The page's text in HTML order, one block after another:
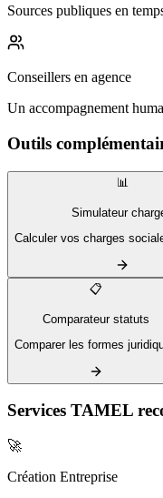
Sources publiques en
Conseillers en agence
Un accompagnement
Outils
📊
Simulateur
Calculer vos charges
📋
Comparateur statuts
Comparer les formes
Services TAMEL
🚀
Création Entreprise